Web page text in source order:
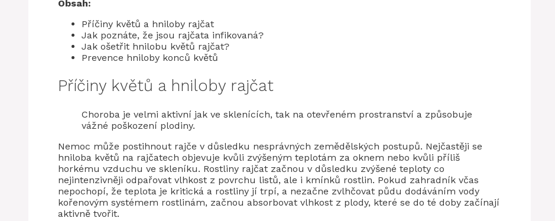
Obsah:
Příčiny květů a hniloby rajčat
Jak poznáte, že jsou rajčata infikovaná?
Jak ošetřit hnilobu květů rajčat?
Prevence hniloby konců květů
Příčiny květů a hniloby rajčat
Choroba je velmi aktivní jak ve sklenících, tak na otevřeném prostranství a způsobuje
vážné poškození plodiny.
Nemoc může postihnout rajče v důsledku nesprávných zemědělských postupů. Nejčastěji se
hniloba květů na rajčatech objevuje kvůli zvýšeným teplotám za oknem nebo kvůli příliš
horkému vzduchu ve skleníku. Rostliny rajčat začnou v důsledku zvýšené teploty co
nejintenzivněji odpařovat vlhkost z povrchu listů, ale i kmínků rostlin. Pokud zahradník včas
nepochopí, že teplota je kritická a rostliny jí trpí, a nezačne zvlhčovat půdu dodáváním vody
kořenovým systémem rostlinám, začnou absorbovat vlhkost z plody, které se do té doby začínají
aktivně tvořit.